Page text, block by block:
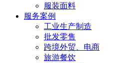
服装面料
服务案例
工业生产制造
批发零售
跨境外贸、电商
旅游餐饮